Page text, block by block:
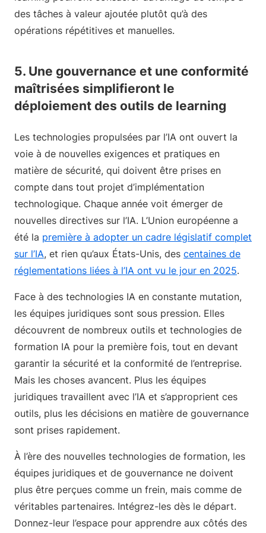
des tâches à valeur ajoutée plutôt qu’à des
opérations répétitives et manuelles.
5. Une gouvernance et une conformité
maîtrisées simplifieront le
déploiement des outils de learning
Les technologies propulsées par l’IA ont ouvert la
voie à de nouvelles exigences et pratiques en
matière de sécurité, qui doivent être prises en
compte dans tout projet d’implémentation
technologique. Chaque année voit émerger de
nouvelles directives sur l’IA. L’Union européenne a
été la première à adopter un cadre législatif complet
sur l’IA, et rien qu’aux États-Unis, des centaines de
réglementations liées à l’IA ont vu le jour en 2025.
Face à des technologies IA en constante mutation,
les équipes juridiques sont sous pression. Elles
découvrent de nombreux outils et technologies de
formation IA pour la première fois, tout en devant
garantir la sécurité et la conformité de l’entreprise.
Mais les choses avancent. Plus les équipes
juridiques travaillent avec l’IA et s’approprient ces
outils, plus les décisions en matière de gouvernance
sont prises rapidement.
À l’ère des nouvelles technologies de formation, les
équipes juridiques et de gouvernance ne doivent
plus être perçues comme un frein, mais comme de
véritables partenaires. Intégrez-les dès le départ.
Donnez-leur l’espace pour apprendre aux côtés des